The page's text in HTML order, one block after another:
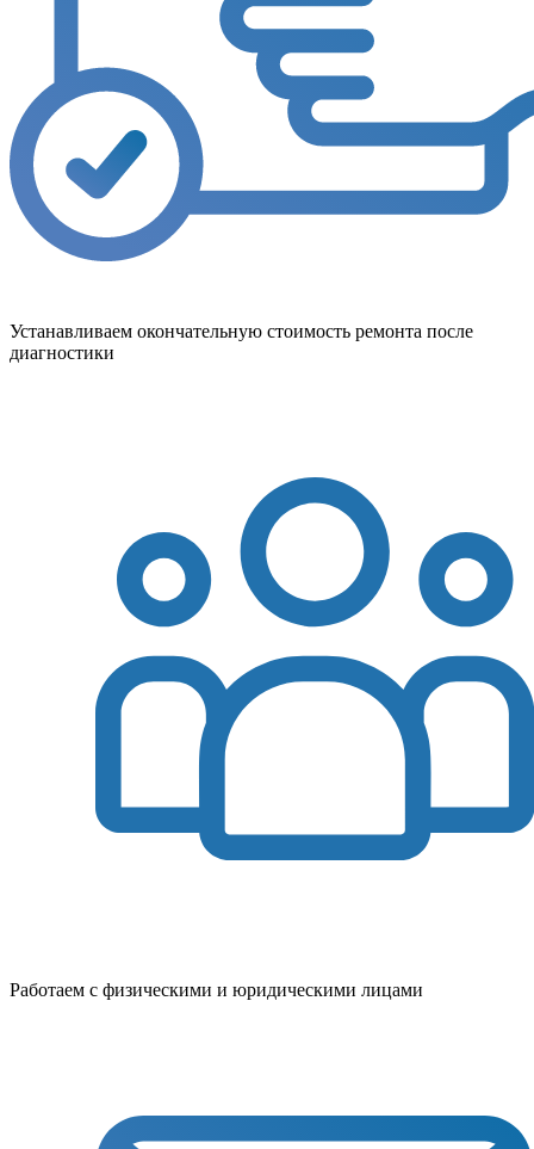
Устанавливаем окончательную стоимость ремонта после
диагностики
Работаем с физическими и юридическими лицами